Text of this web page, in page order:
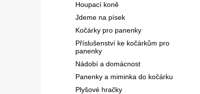
Houpací koně
Jdeme na písek
Kočárky pro panenky
Příslušenství ke kočárkům pro
panenky
Nádobí a domácnost
Panenky a miminka do kočárku
Plyšové hračky